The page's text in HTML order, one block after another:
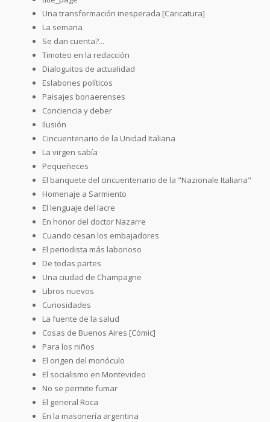
Una transformación inesperada [Caricatura]
La semana
Se dan cuenta?...
Timoteo en la redacción
Dialoguitos de actualidad
Eslabones políticos
Paisajes bonaerenses
Conciencia y deber
Ilusión
Cincuentenario de la Unidad Italiana
La virgen sabía
Pequeñeces
El banquete del cincuentenario de la "Nazionale Italiana"
Homenaje a Sarmiento
El lenguaje del lacre
En honor del doctor Nazarre
Cuando cesan los embajadores
El periodista más laborioso
De todas partes
Una ciudad de Champagne
Libros nuevos
Curiosidades
La fuente de la salud
Cosas de Buenos Aires [Cómic]
Para los niños
El origen del monóculo
El socialismo en Montevideo
No se permite fumar
El general Roca
En la masonería argentina